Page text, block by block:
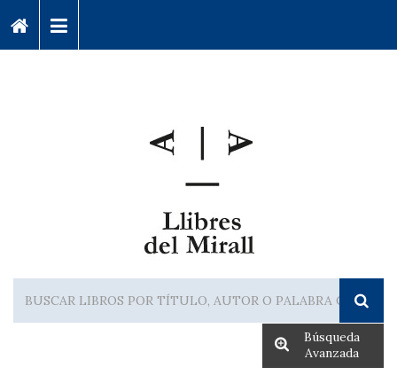
Búsqueda
Avanzada